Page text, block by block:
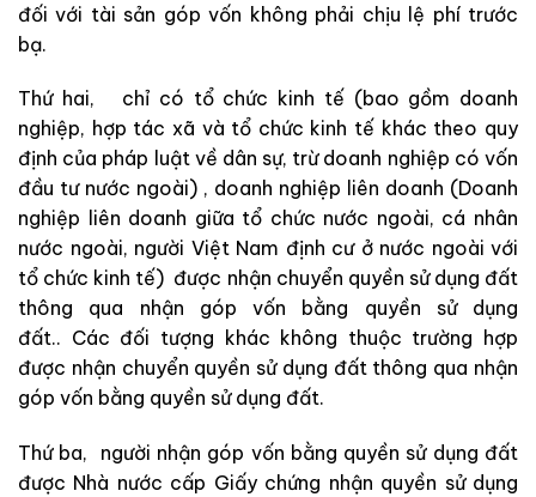
đối với tài sản góp vốn không phải chịu lệ phí trước
bạ.
Thứ hai, chỉ có tổ chức kinh tế (bao gồm doanh
nghiệp, hợp tác xã và tổ chức kinh tế khác theo quy
định của pháp luật về dân sự, trừ doanh nghiệp có vốn
đầu tư nước ngoài) , doanh nghiệp liên doanh (Doanh
nghiệp liên doanh giữa tổ chức nước ngoài, cá nhân
nước ngoài, người Việt Nam định cư ở nước ngoài với
tổ chức kinh tế) được nhận chuyển quyền sử dụng đất
thông qua nhận góp vốn bằng quyền sử dụng
đất.. Các đối tượng khác không thuộc trường hợp
được nhận chuyển quyền sử dụng đất thông qua nhận
góp vốn bằng quyền sử dụng đất.
Thứ ba,
người nhận góp vốn bằng quyền sử dụng đất
được Nhà nước cấp Giấy chứng nhận quyền sử dụng